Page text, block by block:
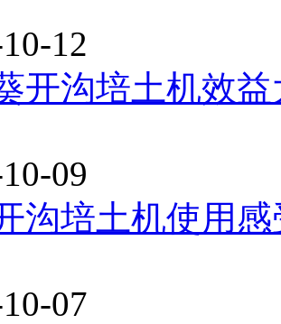
12
开沟培土机效益
09
沟培土机使用感
07